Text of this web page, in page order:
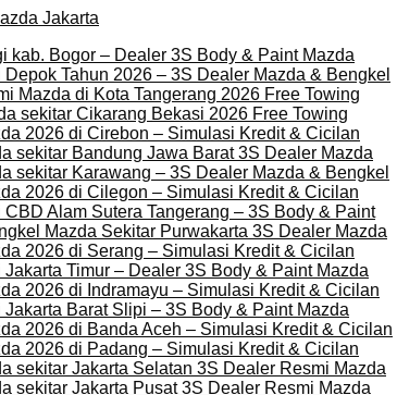
kab. Bogor – Dealer 3S Body & Paint Mazda
Depok Tahun 2026 – 3S Dealer Mazda & Bengkel
Mazda di Kota Tangerang 2026 Free Towing
sekitar Cikarang Bekasi 2026 Free Towing
2026 di Cirebon – Simulasi Kredit & Cicilan
sekitar Bandung Jawa Barat 3S Dealer Mazda
sekitar Karawang – 3S Dealer Mazda & Bengkel
2026 di Cilegon – Simulasi Kredit & Cicilan
CBD Alam Sutera Tangerang – 3S Body & Paint
Mazda Sekitar Purwakarta 3S Dealer Mazda
2026 di Serang – Simulasi Kredit & Cicilan
Jakarta Timur – Dealer 3S Body & Paint Mazda
2026 di Indramayu – Simulasi Kredit & Cicilan
Jakarta Barat Slipi – 3S Body & Paint Mazda
2026 di Banda Aceh – Simulasi Kredit & Cicilan
2026 di Padang – Simulasi Kredit & Cicilan
sekitar Jakarta Selatan 3S Dealer Resmi Mazda
sekitar Jakarta Pusat 3S Dealer Resmi Mazda